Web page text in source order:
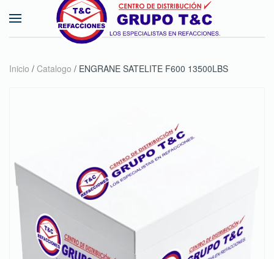
Skip to main content
Inicio / Catalogo / ENGRANE SATELITE F600 13500LBS